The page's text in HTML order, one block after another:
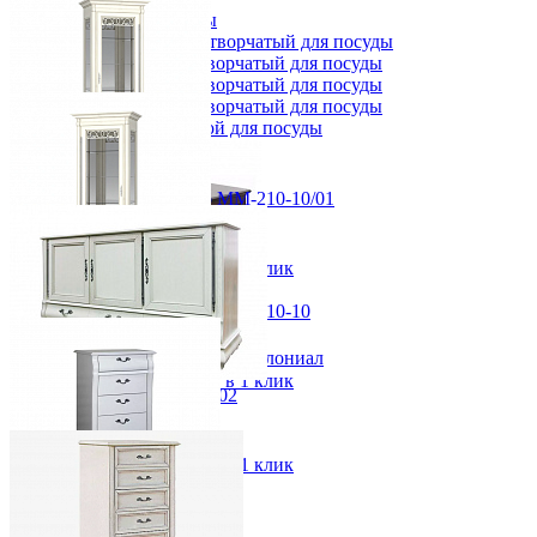
Шкафы для посуды
Шкаф 1-но створчатый для посуды
Шкаф 2-х створчатый для посуды
Шкаф 3-х створчатый для посуды
Шкаф 4-х створчатый для посуды
Шкаф угловой для посуды
Стол кофейный Рауна Колониал
23 583 ₽
33 690 ₽
В корзину
Прихожая
Вешалки напольные
Шкаф с витриной Оскар ММ-210-10/01
84,4х225,4х50 см
В корзину
Быстро купить в 1 клик
Шкаф с витриной Оскар ММ-210-10
84,4х225,4х50 см
В корзину Быстро купить в 1 клик
Тумба Оскар ММ-210-06/02
от 180 000 ₽
180,6х92х46 см
Быстро купить в 1 клик